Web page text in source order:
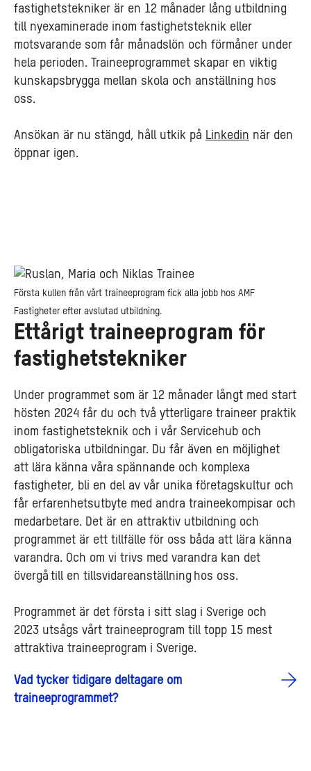
fastighetstekniker är en 12 månader lång utbildning
till nyexaminerade inom fastighetsteknik eller
motsvarande som får månadslön och förmåner under
hela perioden. Traineeprogrammet skapar en viktig
kunskapsbrygga mellan skola och anställning hos
oss.
Ansökan är nu stängd, håll utkik på Linkedin när den
öppnar igen.
Första kullen från vårt traineeprogram fick alla jobb hos AMF
Fastigheter efter avslutad utbildning.
Ettårigt traineeprogram för
fastighetstekniker
Under programmet som är 12 månader långt med start
hösten 2024 får du och två ytterligare traineer praktik
inom fastighetsteknik och i vår Servicehub och
obligatoriska utbildningar. Du får även en möjlighet
att lära känna våra spännande och komplexa
fastigheter, bli en del av vår unika företagskultur och
får erfarenhetsutbyte med andra traineekompisar och
medarbetare. Det är en attraktiv utbildning och
programmet är ett tillfälle för oss båda att lära känna
varandra. Och om vi trivs med varandra kan det
övergå till en tillsvidareanställning hos oss.
Programmet är det första i sitt slag i Sverige och
2023 utsågs vårt traineeprogram till topp 15 mest
attraktiva traineeprogram i Sverige.
Vad tycker tidigare deltagare om
traineeprogrammet?